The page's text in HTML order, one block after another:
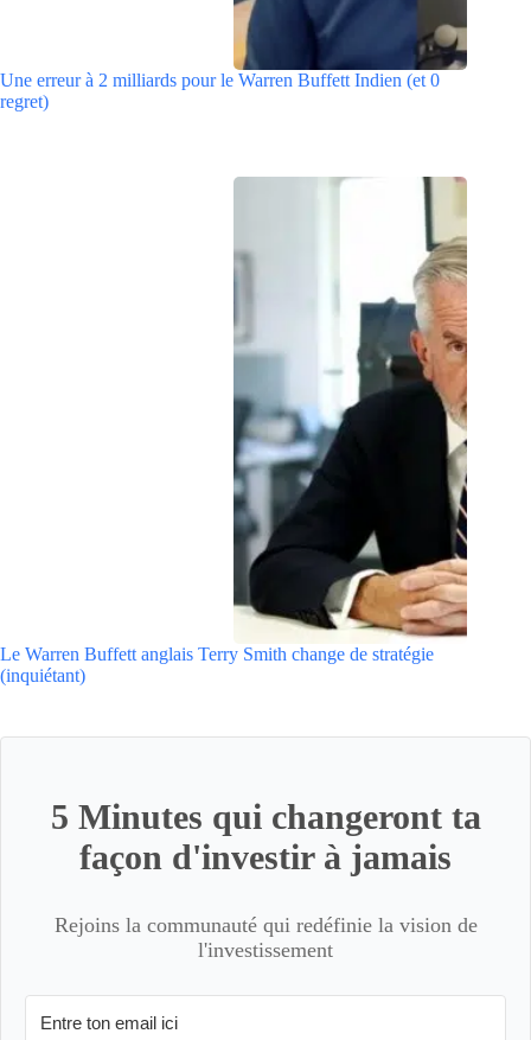
Une erreur à 2 milliards pour le Warren Buffett Indien (et 0
regret)
Le Warren Buffett anglais Terry Smith change de stratégie
(inquiétant)
5 Minutes qui changeront ta
façon d'investir à jamais
Rejoins la communauté qui redéfinie la vision de
l'investissement